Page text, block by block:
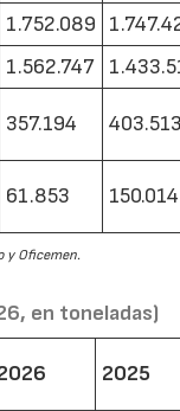
1.752.089
1.562.747
357.194
61.853 150.014
y Oficemen.
en toneladas)
2025